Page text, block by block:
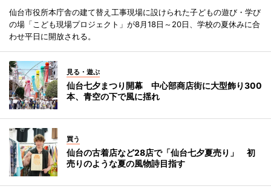
仙台市役所本庁舎の建て替え工事現場に設けられた子どもの遊び・学び
の場「こども現場プロジェクト」が8月18日～20日、学校の夏休みに合
わせ平日に開放される。
見る・遊ぶ
仙台七夕まつり開幕 中心部商店街に大型飾り300
本、青空の下で風に揺れ
買う
仙台の古着店など28店で「仙台七夕夏売り」 初
売りのような夏の風物詩目指す